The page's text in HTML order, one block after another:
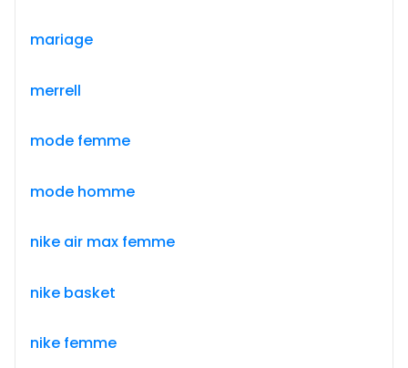
mariage
merrell
mode femme
mode homme
nike air max femme
nike basket
nike femme